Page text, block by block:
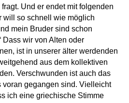
Und er endet mit folgenden
will so schnell wie möglich
mein Bruder sind schon
Dass wir von Alten oder
ist in unserer älter werdenden
aus dem kollektiven
Verschwunden ist auch das
voran gegangen sind. Vielleicht
ich eine griechische Stimme